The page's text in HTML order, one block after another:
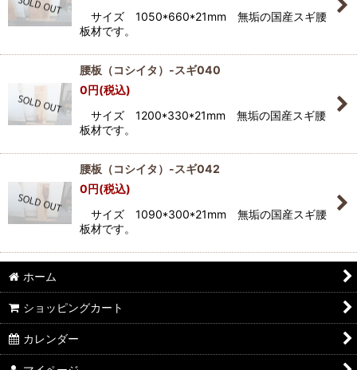
サイズ 1050*660*21mm 無垢の国産スギ腰
板材です。
腰板（コシイタ）-スギ040
0円(税込)
サイズ 1200*330*21mm 無垢の国産スギ腰
板材です。
腰板（コシイタ）-スギ042
0円(税込)
サイズ 1090*300*21mm 無垢の国産スギ腰
板材です。
ホーム
ショッピングカート
カレンダー